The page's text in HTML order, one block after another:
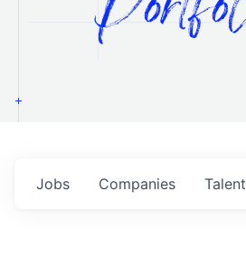
Jobs Companies Talent